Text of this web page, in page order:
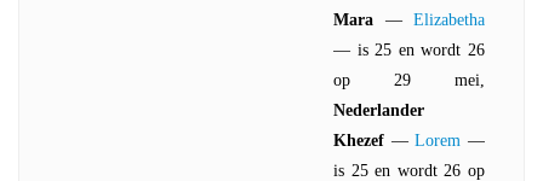
Mara — Elizabetha
— is 25 en wordt 26
op 29 mei,
Nederlander
Khezef —Lorem —
is 25 en wordt 26 op